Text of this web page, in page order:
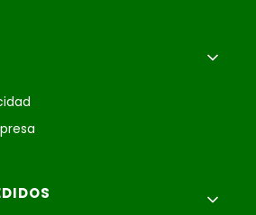
de página